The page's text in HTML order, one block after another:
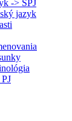
-> SPJ
jazyk